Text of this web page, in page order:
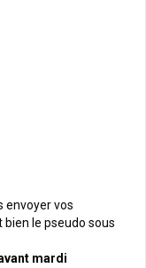
envoyer vos
le pseudo sous
mardi